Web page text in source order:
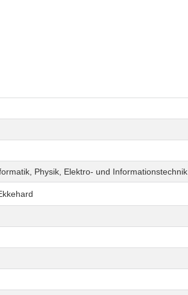
Physik, Elektro- und Informationstechnik